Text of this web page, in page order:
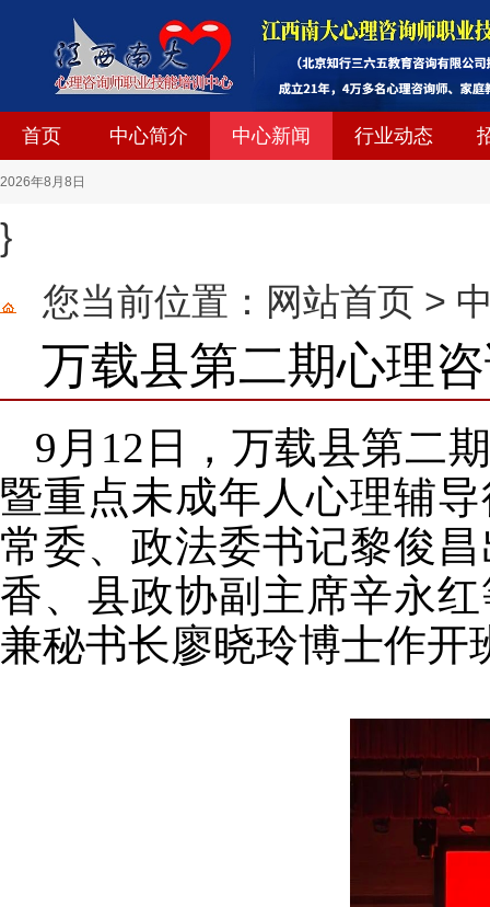
首页 中心简介 中心新闻 行业动态
2026年8 月 8 日
}
您当前位置： 网站首页 >
万载县第二期心理
9月12日，万载县第二
暨重点未成年人心理辅
常委、政法委书记黎俊
香、县政协副主席辛永
兼秘书长廖晓玲博士作开